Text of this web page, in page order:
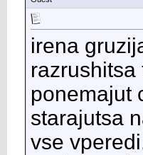
irena
razrushitsa
ponemajut
starajutsa
vse